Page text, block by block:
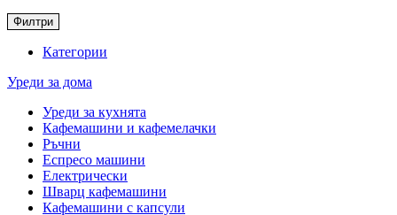
Филтри
Категории
Уреди за дома
Уреди за кухнята
Кафемашини и кафемелачки
Ръчни
Еспресо машини
Електрически
Шварц кафемашини
Кафемашини с капсули